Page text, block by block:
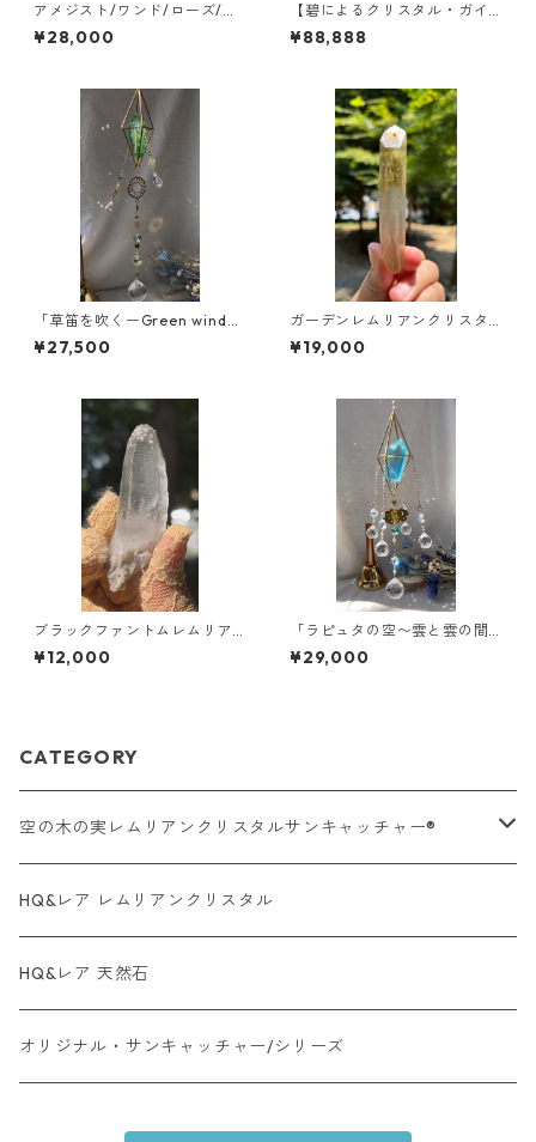
アメジスト/ワンド/ローズ/ブ
ラジル/ミネスジェライス
¥28,000
【碧によるクリスタル・ガイ
ド】のご案内
¥88,888
「草笛を吹くーGreen wind
~」【空の木の実 Lemurian
CrystalSuncatcher®︎】新作
¥27,500
ガーデンレムリアンクリスタ
ル/ブラジル／ミナスジェライ
ス
¥19,000
ブラックファントムレムリア
ン/ブラジル /ミネスジェライ
ス
¥12,000
「ラピュタの空〜雲と雲の間
に〜」【空の木の実 Lemuri
anCrystalSuncatcher®︎】新
¥29,000
CATEGORY
空の木の実レムリアンクリスタルサンキャッチャー®︎
オーラクォーツ系・タイプ
レムリアンクリスタル・タイプ
レア天然石・タイプ
HQ&レア レムリアンクリスタル
HQ&レア 天然石
オリジナル・サンキャッチャー/シリーズ